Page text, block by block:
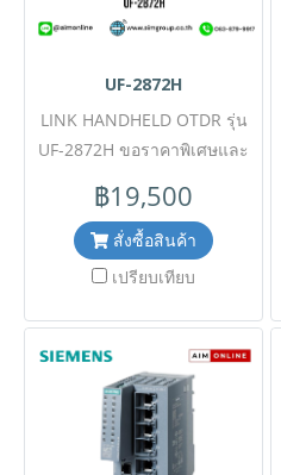
ขั้วตั้งแต่ -40 ถึง +70 องศา
สำหรับงานโครงการติดต่อ
Mobile : 063-879-9917 Line
ID @aimonline
UF-2872H
LINK HANDHELD OTDR รุ่น
UF-2872H ขอราคาพิเศษและ
Mobile : 063-879-9917Line
ID : @aimonline Tel : 02-
088-5290 (สินค้ายังไม่รวมภาษี
การเปลี่ยนแปลงได้ โดยไม่แจ้ง
ให้ทราบล่วงหน้า) #
฿19,500
สั่งซื้อสินค้า
เปรียบเทียบ